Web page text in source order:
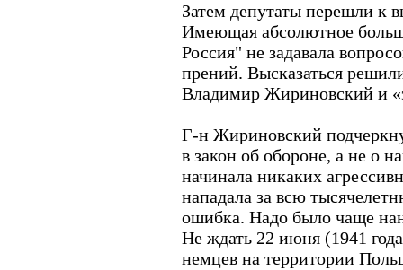
Затем депутаты перешли к
Имеющая абсолютное
Россия" не задавала
прений. Высказаться
Владимир Жириновский и
Г-н Жириновский
в закон об обороне, а не о
начинала никаких
нападала за всю
ошибка. Надо было чаще
Не ждать 22 июня (1941
немцев на территории